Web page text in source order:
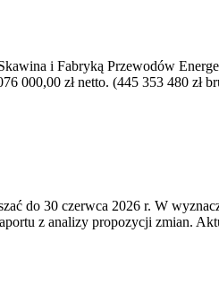
i Fabryką Przewodów
000,00 zł netto. (445 353 480 zł
do 30 czerwca 2026 r. W
z analizy propozycji zmian.